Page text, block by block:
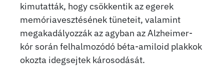
kimutatták, hogy csökkentik az egerek
memóriavesztésének tüneteit, valamint
megakadályozzák az agyban az Alzheimer-
kór során felhalmozódó béta-amiloid plakkok
okozta idegsejtek károsodását.